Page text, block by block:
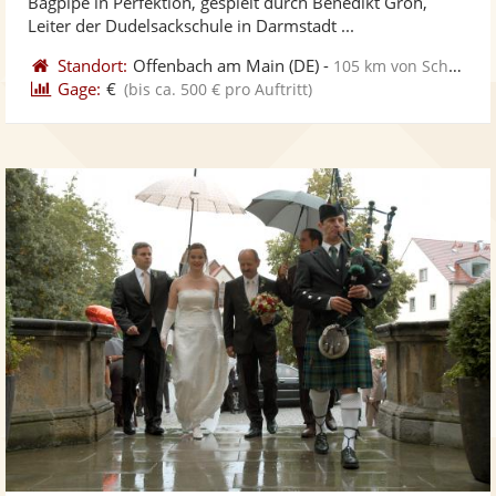
Sternen
Leiter der Dudelsackschule in Darmstadt ...
Standort: Offenbach am Main (DE) - 105 km von Schweinfurt
Gage: € (bis ca. 500 € pro Auftritt)